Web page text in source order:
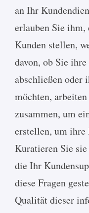
an Ihr
erlauben Sie
Kunden stellen,
davon, ob Sie
abschließen oder
möchten,
zusammen, um
erstellen, um ihre
Kuratieren Sie
die Ihr
diese Fragen
Qualität dieser